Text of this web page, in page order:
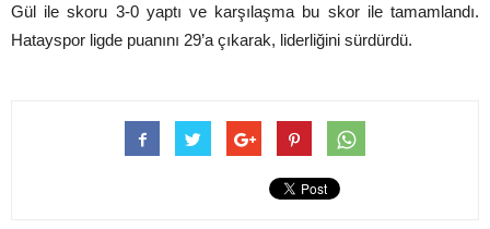
Gül ile skoru 3-0 yaptı ve karşılaşma bu skor ile tamamlandı.
Hatayspor ligde puanını 29’a çıkarak, liderliğini sürdürdü.